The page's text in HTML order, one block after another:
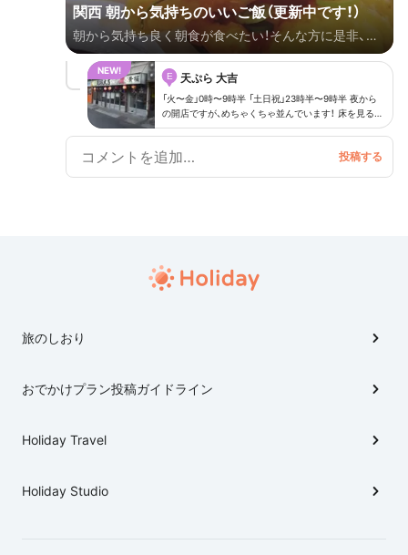
関西 朝から気持ちのいいご飯（更新中です！）
朝から気持ち良く朝食が食べたい！そんな方に是非、行
ってきて食べてもらいたい！そう思ってます（笑）
E 天ぷら 大吉
「火〜金」0時〜9時半 「土日祝」23時半〜9時半 夜から
の開店ですが、めちゃくちゃ並んでいます！ 床を見ると
ちょっとびっくりするかもです！
旅のしおり
おでかけプラン投稿ガイドライン
Holiday Travel
Holiday Studio